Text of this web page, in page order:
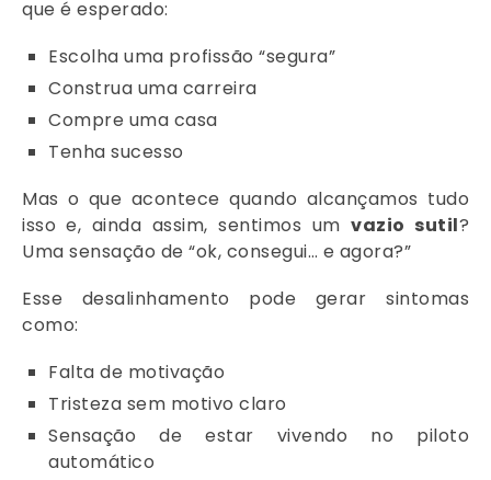
que é esperado:
Escolha uma profissão “segura”
Construa uma carreira
Compre uma casa
Tenha sucesso
Mas o que acontece quando alcançamos tudo
isso e, ainda assim, sentimos umvazio sutil?
Uma sensação de “ok, consegui… e agora?”
Esse desalinhamento pode gerar sintomas
como:
Falta de motivação
Tristeza sem motivo claro
Sensação de estar vivendo no piloto
automático